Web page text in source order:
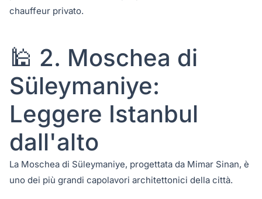
chauffeur privato.
🕌 2. Moschea di
Süleymaniye:
Leggere Istanbul
dall'alto
La Moschea di Süleymaniye, progettata da Mimar Sinan, è
uno dei più grandi capolavori architettonici della città.